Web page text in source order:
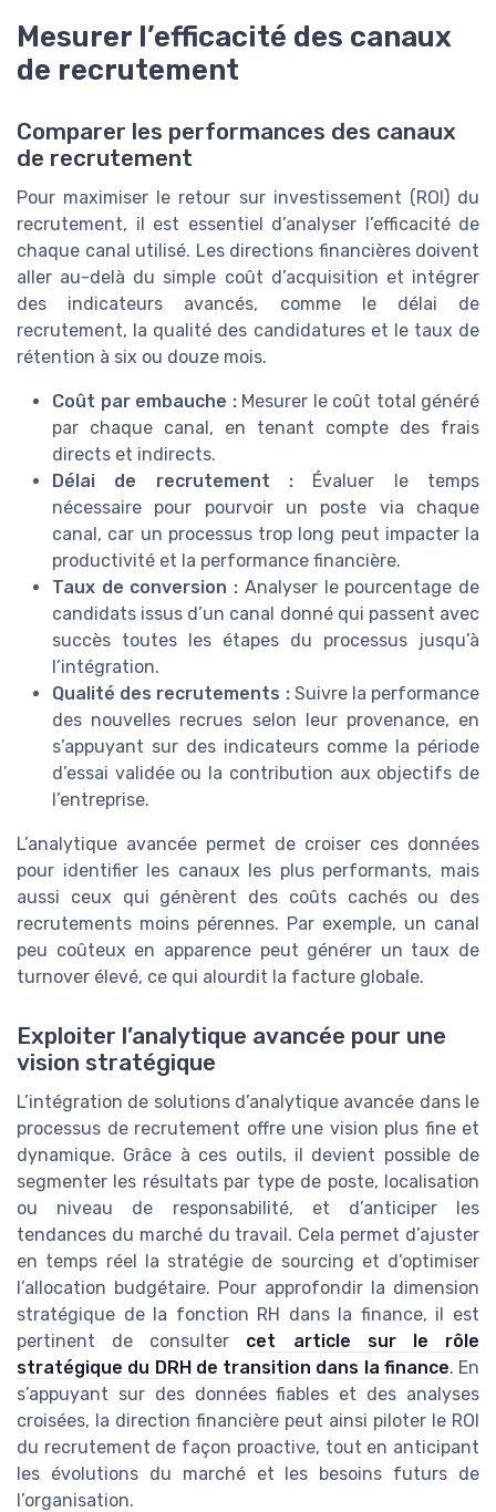
Mesurer l’efficacité des canaux
de recrutement
Comparer les performances des canaux
de recrutement
Pour maximiser le retour sur investissement (ROI) du
recrutement, il est essentiel d’analyser l’efficacité de
chaque canal utilisé. Les directions financières doivent
aller au-delà du simple coût d’acquisition et intégrer
des indicateurs avancés, comme le délai de
recrutement, la qualité des candidatures et le taux de
rétention à six ou douze mois.
Coût par embauche :Mesurer le coût total généré
par chaque canal, en tenant compte des frais
directs et indirects.
Délai de recrutement : Évaluer le temps
nécessaire pour pourvoir un poste via chaque
canal, car un processus trop long peut impacter la
productivité et la performance financière.
Taux de conversion : Analyser le pourcentage de
candidats issus d’un canal donné qui passent avec
succès toutes les étapes du processus jusqu’à
l’intégration.
Qualité des recrutements :Suivre la performance
des nouvelles recrues selon leur provenance, en
s’appuyant sur des indicateurs comme la période
d’essai validée ou la contribution aux objectifs de
l’entreprise.
L’analytique avancée permet de croiser ces données
pour identifier les canaux les plus performants, mais
aussi ceux qui génèrent des coûts cachés ou des
recrutements moins pérennes. Par exemple, un canal
peu coûteux en apparence peut générer un taux de
turnover élevé, ce qui alourdit la facture globale.
Exploiter l’analytique avancée pour une
vision stratégique
L’intégration de solutions d’analytique avancée dans le
processus de recrutement offre une vision plus fine et
dynamique. Grâce à ces outils, il devient possible de
segmenter les résultats par type de poste, localisation
ou niveau de responsabilité, et d’anticiper les
tendances du marché du travail. Cela permet d’ajuster
en temps réel la stratégie de sourcing et d’optimiser
l’allocation budgétaire. Pour approfondir la dimension
stratégique de la fonction RH dans la finance, il est
pertinent de consulter cet article sur le rôle
stratégique du DRH de transition dans la finance. En
s’appuyant sur des données fiables et des analyses
croisées, la direction financière peut ainsi piloter le ROI
du recrutement de façon proactive, tout en anticipant
les évolutions du marché et les besoins futurs de
l’organisation.